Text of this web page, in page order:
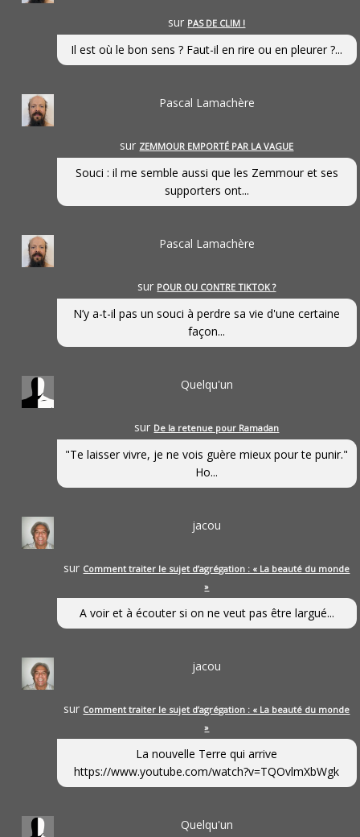
sur PAS DE CLIM !
Il est où le bon sens ? Faut-il en rire ou en pleurer ?...
Pascal Lamachère
sur ZEMMOUR EMPORTÉ PAR LA VAGUE
Souci : il me semble aussi que les Zemmour et ses
supporters ont...
Pascal Lamachère
sur POUR OU CONTRE TIKTOK ?
N’y a-t-il pas un souci à perdre sa vie d'une certaine
façon...
Quelqu'un
sur De la retenue pour Ramadan
"Te laisser vivre, je ne vois guère mieux pour te punir."
Ho...
jacou
sur Comment traiter le sujet d’agrégation : « La beauté du monde
»
A voir et à écouter si on ne veut pas être largué...
jacou
sur Comment traiter le sujet d’agrégation : « La beauté du monde
»
La nouvelle Terre qui arrive
https://www.youtube.com/watch?v=TQOvlmXbWgk
Quelqu'un